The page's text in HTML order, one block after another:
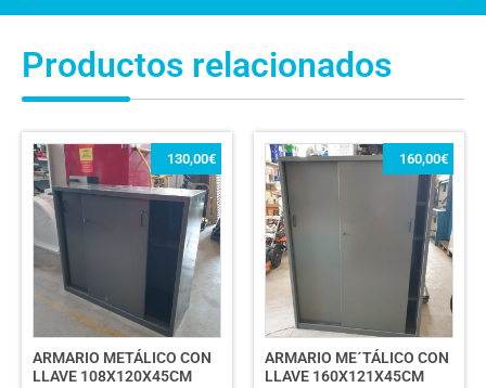
Productos relacionados
ARMARIO METÁLICO CON
LLAVE 108X120X45CM
130,00€
ARMARIO ME´TÁLICO CON
LLAVE 160X121X45CM
160,00€